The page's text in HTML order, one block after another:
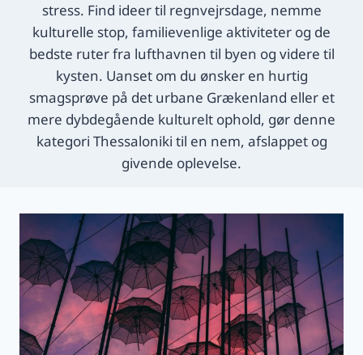
stress. Find ideer til regnvejrsdage, nemme
kulturelle stop, familievenlige aktiviteter og de
bedste ruter fra lufthavnen til byen og videre til
kysten. Uanset om du ønsker en hurtig
smagsprøve på det urbane Grækenland eller et
mere dybdegående kulturelt ophold, gør denne
kategori Thessaloniki til en nem, afslappet og
givende oplevelse.